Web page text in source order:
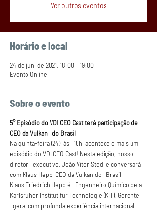
Ver outros eventos
Horário e local
24 de jun. de 2021, 18:00 – 19:00
Evento Online
Sobre o evento
5° Episódio do VDI CEO Cast terá participação de
CEO da Vulkan   do Brasil
Na quinta-feira (24), às   18h, acontece o mais um
episódio do VDI CEO Cast! Nesta edição, nosso
diretor   executivo, João Vitor Stedile conversará
com Klaus Hepp, CEO da Vulkan do   Brasil.
Klaus Friedrich Hepp é   Engenheiro Químico pela
Karlsruher Institut für Technologie (KIT). Gerente
geral com profunda experiência internacional